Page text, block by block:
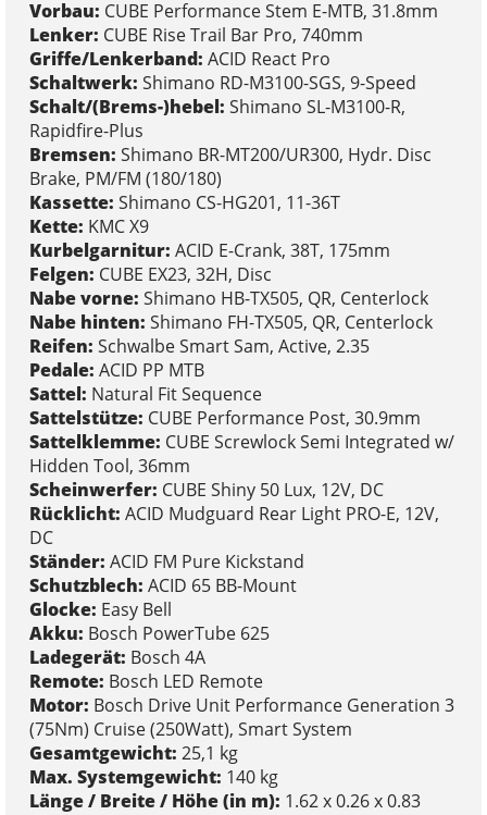
Vorbau: CUBE Performance Stem E-MTB, 31.8mm
Lenker: CUBE Rise Trail Bar Pro, 740mm
Griffe/Lenkerband: ACID React Pro
Schaltwerk: Shimano RD-M3100-SGS, 9-Speed
Schalt/(Brems-)hebel: Shimano SL-M3100-R,
Rapidfire-Plus
Bremsen: Shimano BR-MT200/UR300, Hydr. Disc
Brake, PM/FM (180/180)
Kassette: Shimano CS-HG201, 11-36T
Kette: KMC X9
Kurbelgarnitur: ACID E-Crank, 38T, 175mm
Felgen: CUBE EX23, 32H, Disc
Nabe vorne: Shimano HB-TX505, QR, Centerlock
Nabe hinten: Shimano FH-TX505, QR, Centerlock
Reifen: Schwalbe Smart Sam, Active, 2.35
Pedale: ACID PP MTB
Sattel: Natural Fit Sequence
Sattelstütze: CUBE Performance Post, 30.9mm
Sattelklemme: CUBE Screwlock Semi Integrated w/
Hidden Tool, 36mm
Scheinwerfer: CUBE Shiny 50 Lux, 12V, DC
Rücklicht: ACID Mudguard Rear Light PRO-E, 12V,
DC
Ständer: ACID FM Pure Kickstand
Schutzblech: ACID 65 BB-Mount
Glocke: Easy Bell
Akku: Bosch PowerTube 625
Ladegerät: Bosch 4A
Remote: Bosch LED Remote
Motor: Bosch Drive Unit Performance Generation 3
(75Nm) Cruise (250Watt), Smart System
Gesamtgewicht: 25,1 kg
Max. Systemgewicht: 140 kg
Länge / Breite / Höhe (in m): 1.62 x 0.26 x 0.83